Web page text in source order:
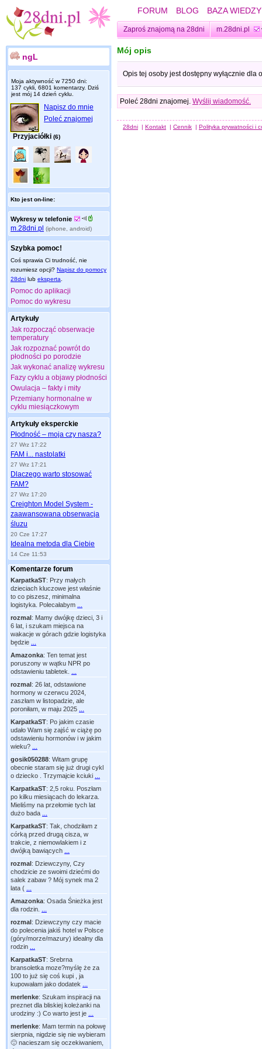
FORUM BLOG BAZA WIEDZY
Zaproś znajomą na 28dni m.28dni.pl
ngL
Moja aktywność w 7250 dni:
137 cykli, 6801 komentarzy. Dziś
jest mój 14 dzień cyklu.
Napisz do mnie
Poleć znajomej
Przyjaciółki (6)
Kto jest on-line:
Wykresy w telefonie
m.28dni.pl (iphone, android)
Szybka pomoc!
Coś sprawia Ci trudność, nie
rozumiesz opcji? Napisz do pomocy
28dni lub eksperta
Pomoc do aplikacji
Pomoc do wykresu
Artykuły
Jak rozpocząć obserwacje
temperatury
Jak rozpoznać powrót do
płodności po porodzie
Jak wykonać analizę wykresu
Fazy cyklu a objawy płodności
Owulacja – fakty i mity
Przemiany hormonalne w
cyklu miesiączkowym
Artykuły eksperckie
Płodność – moja czy nasza?
27 Wrz 17:22
FAM i... nastolatki
27 Wrz 17:21
Dlaczego warto stosować
FAM?
27 Wrz 17:20
Creighton Model System -
zaawansowana obserwacja
śluzu
20 Cze 17:27
Idealna metoda dla Ciebie
14 Cze 11:53
Komentarze forum
KarpatkaST: Przy małych
dzieciach kluczowe jest właśnie
to co piszesz, minimalna
logistyka. Polecałabym
rozmal: Mamy dwójkę dzieci, 3 i
6 lat, i szukam miejsca na
wakacje w górach gdzie logistyka
będzie
Amazonka: Ten temat jest
poruszony w wątku NPR po
odstawieniu tabletek.
rozmal: 26 lat, odstawione
hormony w czerwcu 2024,
zaszłam w listopadzie, ale
poroniłam, w maju 2025
KarpatkaST: Po jakim czasie
udało Wam się zajść w ciążę po
odstawieniu hormonów i w jakim
wieku?
gosik050288: Witam grupę
obecnie staram się już drugi cykl
o dziecko . Trzymajcie kciuki
KarpatkaST: 2,5 roku. Poszłam
po kilku miesiącach do lekarza.
Mieliśmy na przełomie tych lat
dużo bada
KarpatkaST: Tak, chodziłam z
córką przed drugą cisza, w
trakcie, z niemowlakiem i z
dwójką bawiących
rozmal: Dziewczyny, Czy
chodzicie ze swoimi dziećmi do
salek zabaw ? Mój synek ma 2
lata (
Amazonka: Osada Śnieżka jest
dla rodzin.
rozmal: Dziewczyny czy macie
do polecenia jakiś hotel w Polsce
(góry/morze/mazury) idealny dla
rodzin
KarpatkaST: Srebrna
bransoletka moze?myślę że za
100 to już się coś kupi , ja
kupowałam jako dodatek
merlenke: Szukam inspiracji na
preznet dla bliskiej koleżanki na
urodziny :) Co warto jest je
merlenke: Mam termin na połowę
sierpnia, nigdzie się nie wybieram
🙂 nacieszam się oczekiwaniem,
Mój opis
Opis tej osoby jest dostępny wyłącznie dla
Poleć 28dni znajomej. Wyślij wiadomość.
28dni | Kontakt | Cennik | Polityka prywatności i